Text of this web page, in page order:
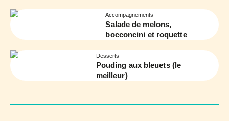
Accompagnements
Salade de melons,
bocconcini et roquette
Desserts
Pouding aux bleuets (le
meilleur)